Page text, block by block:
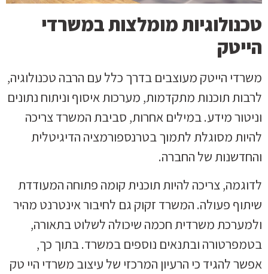
טכנולוגיות מומלצות במשרדי
הייטק
משרדי הייטק מעוצבים בדרך כלל עם הרבה טכנולוגיה,
לרבות תוכנות מתקדמות, מערכות איסוף וניתוח נתונים
וניטור מידע. במילים אחרות, סביבת המשרד צריכה
להיות מסוגלת לתמוך בטרנספורמציה הדיגיטלית
והחדשנות של החברה.
לדוגמה, צריכה להיות תוכנית קומה פתוחה המעודדת
שיתוף פעולה. המשרד זקוק גם לחיבור אינטרנט מהיר
ולמערכת משרדית חכמה שיכולה לשלוט בתאורה,
בטמפרטורה ובתנאים נוספים במשרד. בתוך כך,
אפשר להגיד כי הרעיון המרכזי של עיצוב משרדי היי טק